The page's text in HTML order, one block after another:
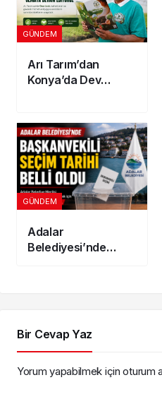
GÜNDEM
Arı Tarım’dan
Konya’da Dev
Jeotermal Sera
Kuruluyor
GÜNDEM
Adalar
Belediyesi’nde
Bir Cevap Yaz
Yorum yapabilmek içinoturum